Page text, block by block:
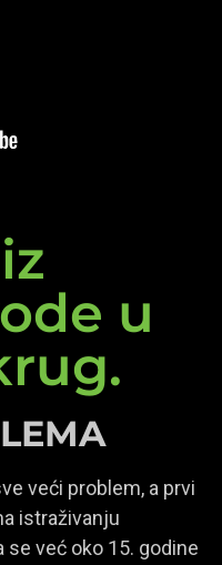
u
veći problem, a prvi
istraživanju
se već oko 15. godine